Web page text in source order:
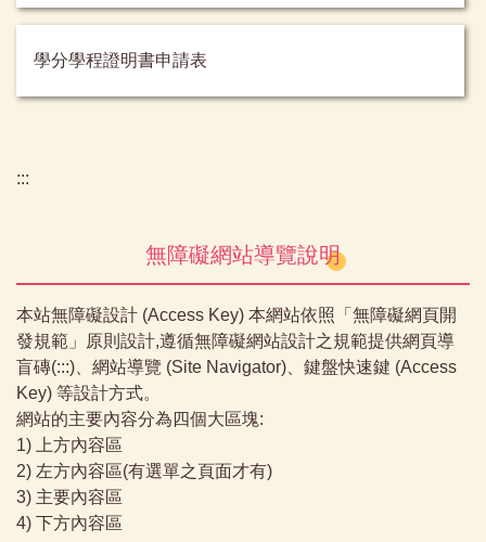
學分學程證明書申請表
:::
無障礙網站導覽說明
本站無障礙設計 (Access Key) 本網站依照「無障礙網頁開
發規範」原則設計,遵循無障礙網站設計之規範提供網頁導
盲磚(:::)、網站導覽 (Site Navigator)、鍵盤快速鍵 (Access
Key) 等設計方式。
網站的主要內容分為四個大區塊:
1) 上方內容區
2) 左方內容區(有選單之頁面才有)
3) 主要內容區
4) 下方內容區